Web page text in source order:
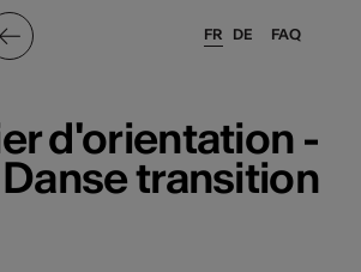
FAQ
FR DE
d'orientation -
Danse transition